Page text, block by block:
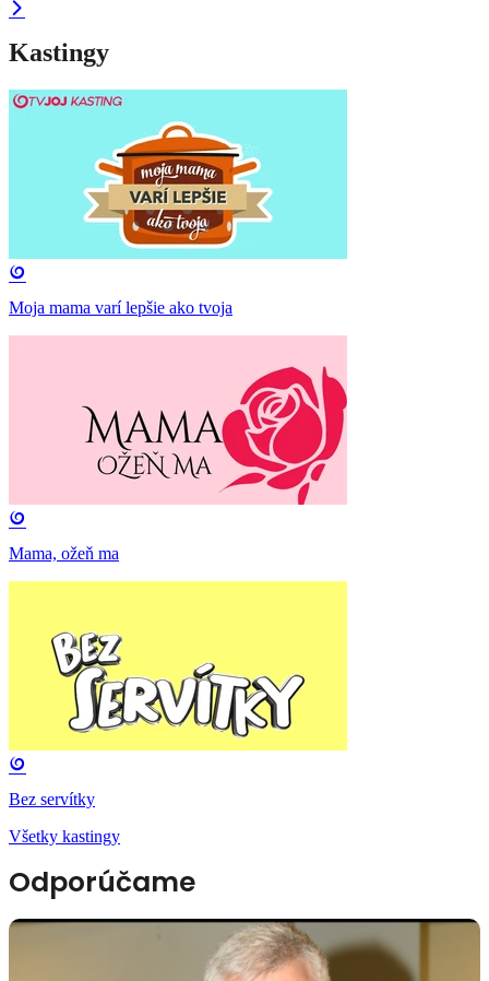
Kastingy
Moja mama varí lepšie ako tvoja
Mama, ožeň ma
Bez servítky
Všetky kastingy
Odporúčame